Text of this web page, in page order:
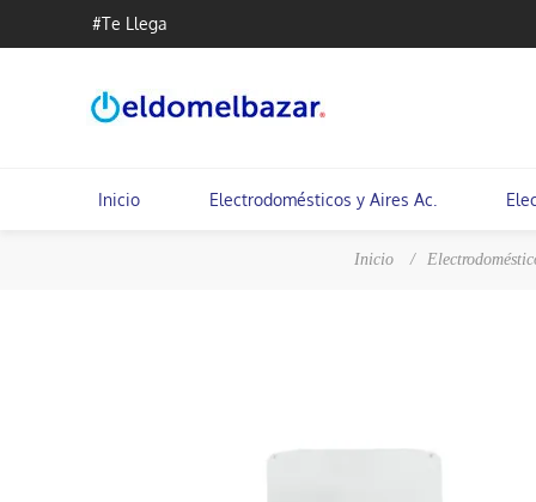
#Te Llega
Inicio Electrodomésticos y Aires Ac.
Inicio /